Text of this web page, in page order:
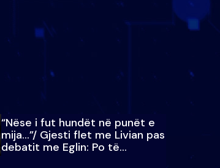
“Nëse i fut hundët në punët e
mija…”/ Gjesti flet me Livian pas
debatit me Eglin: Po të
paralajmëroj